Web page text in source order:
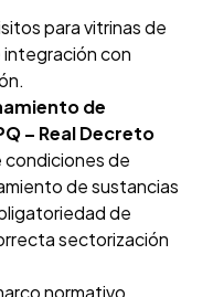
para vitrinas de
integración con
de
– Real Decreto
condiciones de
de sustancias
de
sectorización
normativo,